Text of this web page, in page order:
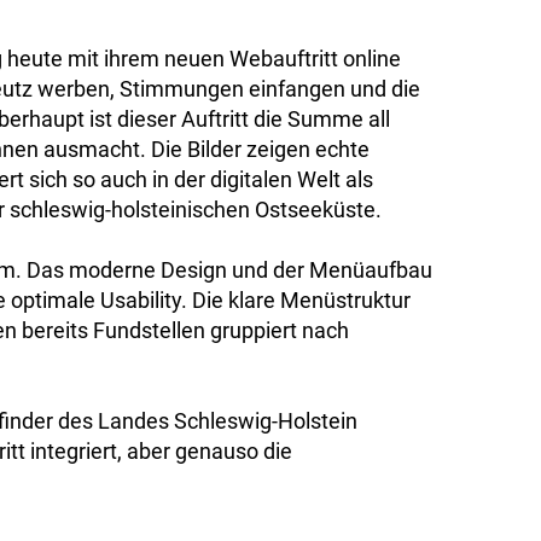
mit ihrem neuen Webauftritt online
werben, Stimmungen einfangen und die
ist dieser Auftritt die Summe all
ausmacht. Die Bilder zeigen echte
sich so auch in der digitalen Welt als
holsteinischen Ostseeküste.
Das moderne Design und der Menüaufbau
Usability. Die klare Menüstruktur
bereits Fundstellen gruppiert nach
des Landes Schleswig-Holstein
integriert, aber genauso die